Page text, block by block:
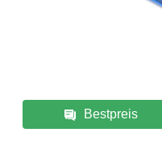
Bestpreis